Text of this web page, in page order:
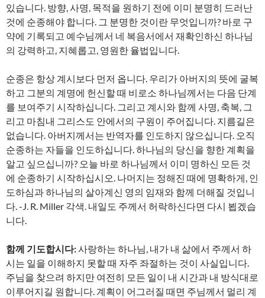
있습니다. 방향, 사명, 목적을 원하기 전에 이미 분명히 드러난
것에 순종해야 합니다. 그 분명한 것이란 무엇입니까? 바로 구
약에 기록되고 예수님께서 네 복음서에서 재확인하신 하나님
의 강력하고, 지혜롭고, 영원한 율법입니다.
순종은 항상 계시보다 먼저 옵니다. 우리가 아버지의 뜻에 굴복
하고 그분의 계명에 헌신할 때 비로소 하나님께서는 다음 단계
를 보여주기 시작하십니다. 그리고 계시와 함께 사명, 축복, 그
리고 마침내 그리스도 안에서의 구원이 주어집니다. 지름길은
없습니다. 아버지께서는 반역자를 인도하지 않으십니다. 오직
순종하는 자들을 인도하십니다. 하나님의 당신을 향한 계획을
알고 싶으십니까? 오늘 바로 하나님께서 이미 명하신 모든 것
에 순종하기 시작하십시오. 나머지는 정해진 때에 명확하게, 인
도하심과 하나님의 살아계신 영의 임재와 함께 더해질 것입니
다. -J. R. Miller 각색. 내일도 주께서 허락하신다면 다시 뵙겠습
니다.
함께 기도합시다:사랑하는 하나님, 내가 내 삶에서 주께서 하
시는 일을 이해하지 못할 때 자주 좌절하는 것이 사실입니다.
주님을 찾으려 하지만 여전히 모든 일이 내 시간과 내 방식대로
이루어지길 원합니다. 계획이 어그러질 때면 주님께서 멀리 계